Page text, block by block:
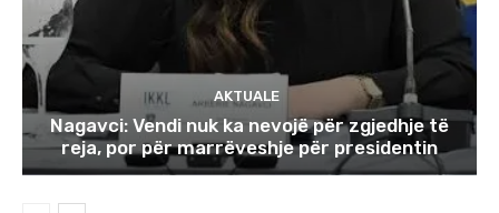
AKTUALE
Nagavci: Vendi nuk ka nevojë për zgjedhje të
reja, por për marrëveshje për presidentin